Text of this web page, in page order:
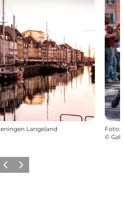
Langeland
Foto:
©
ForrigeNæste